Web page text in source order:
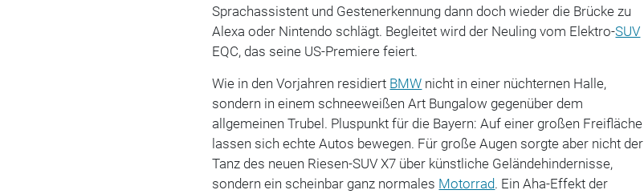
Sprachassistent und Gestenerkennung dann doch wieder die Brücke zu
Alexa oder Nintendo schlägt. Begleitet wird der Neuling vom Elektro-SUV
EQC, das seine US-Premiere feiert.
Wie in den Vorjahren residiert BMW nicht in einer nüchternen Halle,
sondern in einem schneeweißen Art Bungalow gegenüber dem
allgemeinen Trubel. Pluspunkt für die Bayern: Auf einer großen Freifläche
lassen sich echte Autos bewegen. Für große Augen sorgte aber nicht der
Tanz des neuen Riesen-SUV X7 über künstliche Geländehindernisse,
sondern ein scheinbar ganz normales Motorrad. Ein Aha-Effekt der